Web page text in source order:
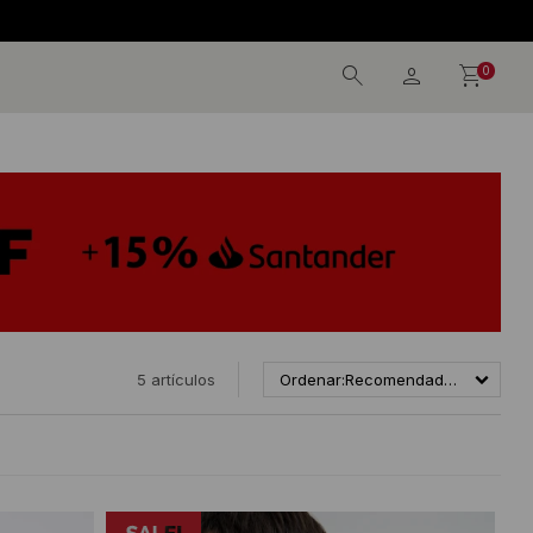
0
5 artículos Recomendados